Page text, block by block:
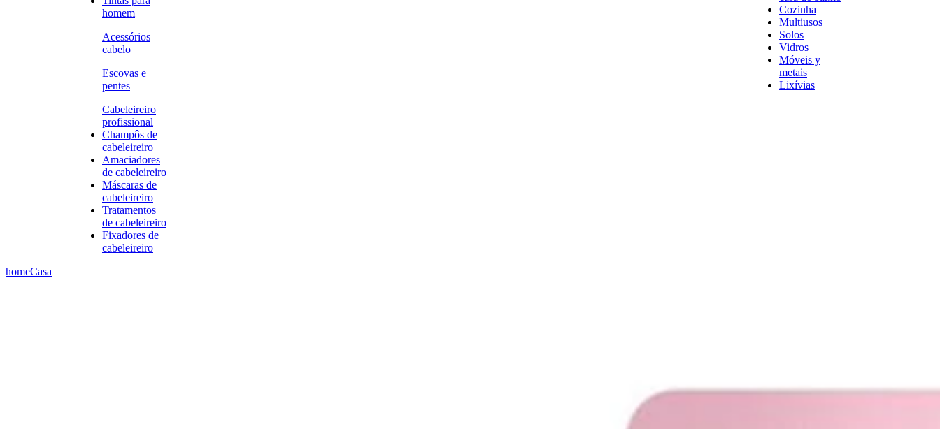
homem
Acessórios
cabelo
Escovas e
pentes
Cabeleireiro
profissional
Champôs de
cabeleireiro
Amaciadores
de cabeleireiro
Máscaras de
cabeleireiro
Tratamentos
de cabeleireiro
Fixadores de
cabeleireiro
Cozinha
Multiusos
Solos
Vidros
Móveis y
metais
Lixívias
homeCasa